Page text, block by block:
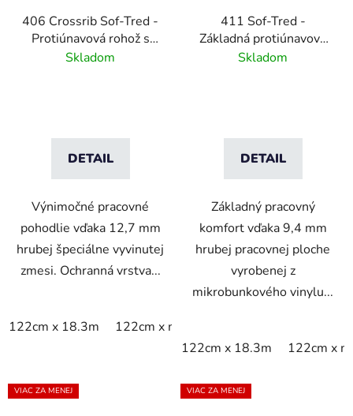
406 Crossrib Sof-Tred -
Protiúnavová rohož s
vrstvou Dyna-Shield a
Skladom
DETAIL
Výnimočné pracovné
pohodlie vďaka 12,7 mm
hrubej špeciálne vyvinutej
zmesi. Ochranná vrstva...
122cm x 18.3m 122cm x m
411 Sof-Tred -
Základná protiúnavová
rohož s kamienkovým
Skladom
DETAIL
Základný pracovný
komfort vďaka 9,4 mm
hrubej pracovnej ploche
vyrobenej z
mikrobunkového vinylu...
122cm x 18.3m 122cm x m
VIAC ZA MENEJ VIAC ZA MENEJ